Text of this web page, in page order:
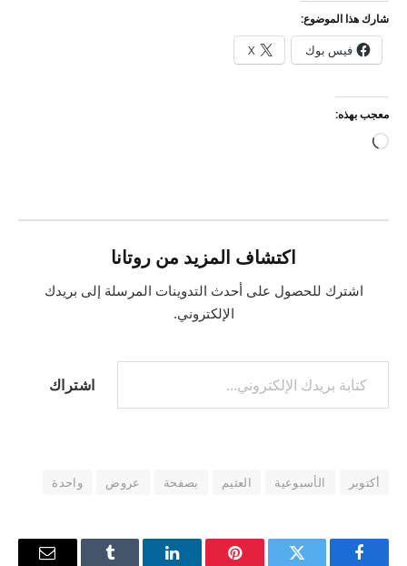
شارك هذا الموضوع:
فيس بوك X
معجب بهذه:
جاري
اكتشاف المزيد من روتانا
اشترك للحصول على أحدث التدوينات المرسلة إلى بريدك
الإلكتروني.
كتابة بريدك الإلكتروني...
اشتراك
أكتوبر الأسبوعية العثيم بصفحة عروض واحدة